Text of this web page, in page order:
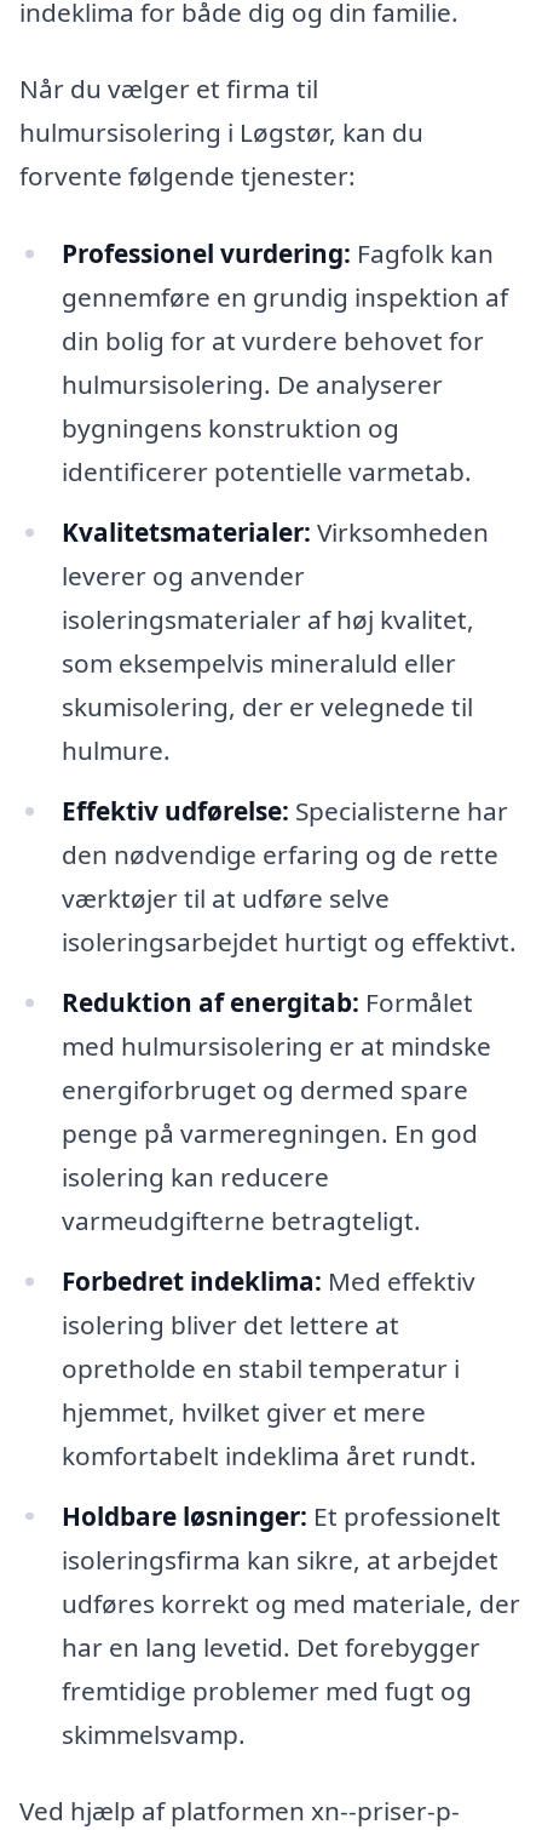
indeklima for både dig og din familie.
Når du vælger et firma til
hulmursisolering i Løgstør, kan du
forvente følgende tjenester:
Professionel vurdering: Fagfolk kan
gennemføre en grundig inspektion af
din bolig for at vurdere behovet for
hulmursisolering. De analyserer
bygningens konstruktion og
identificerer potentielle varmetab.
Kvalitetsmaterialer: Virksomheden
leverer og anvender
isoleringsmaterialer af høj kvalitet,
som eksempelvis mineraluld eller
skumisolering, der er velegnede til
hulmure.
Effektiv udførelse: Specialisterne har
den nødvendige erfaring og de rette
værktøjer til at udføre selve
isoleringsarbejdet hurtigt og effektivt.
Reduktion af energitab: Formålet
med hulmursisolering er at mindske
energiforbruget og dermed spare
penge på varmeregningen. En god
isolering kan reducere
varmeudgifterne betragteligt.
Forbedret indeklima: Med effektiv
isolering bliver det lettere at
opretholde en stabil temperatur i
hjemmet, hvilket giver et mere
komfortabelt indeklima året rundt.
Holdbare løsninger: Et professionelt
isoleringsfirma kan sikre, at arbejdet
udføres korrekt og med materiale, der
har en lang levetid. Det forebygger
fremtidige problemer med fugt og
skimmelsvamp.
Ved hjælp af platformen xn--priser-p-